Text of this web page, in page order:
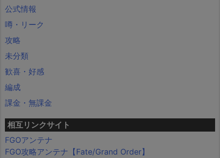
公式情報
噂・リーク
攻略
未分類
歓喜・好感
編成
課金・無課金
相互リンクサイト
FGOアンテナ
FGO攻略アンテナ【Fate/Grand Order】